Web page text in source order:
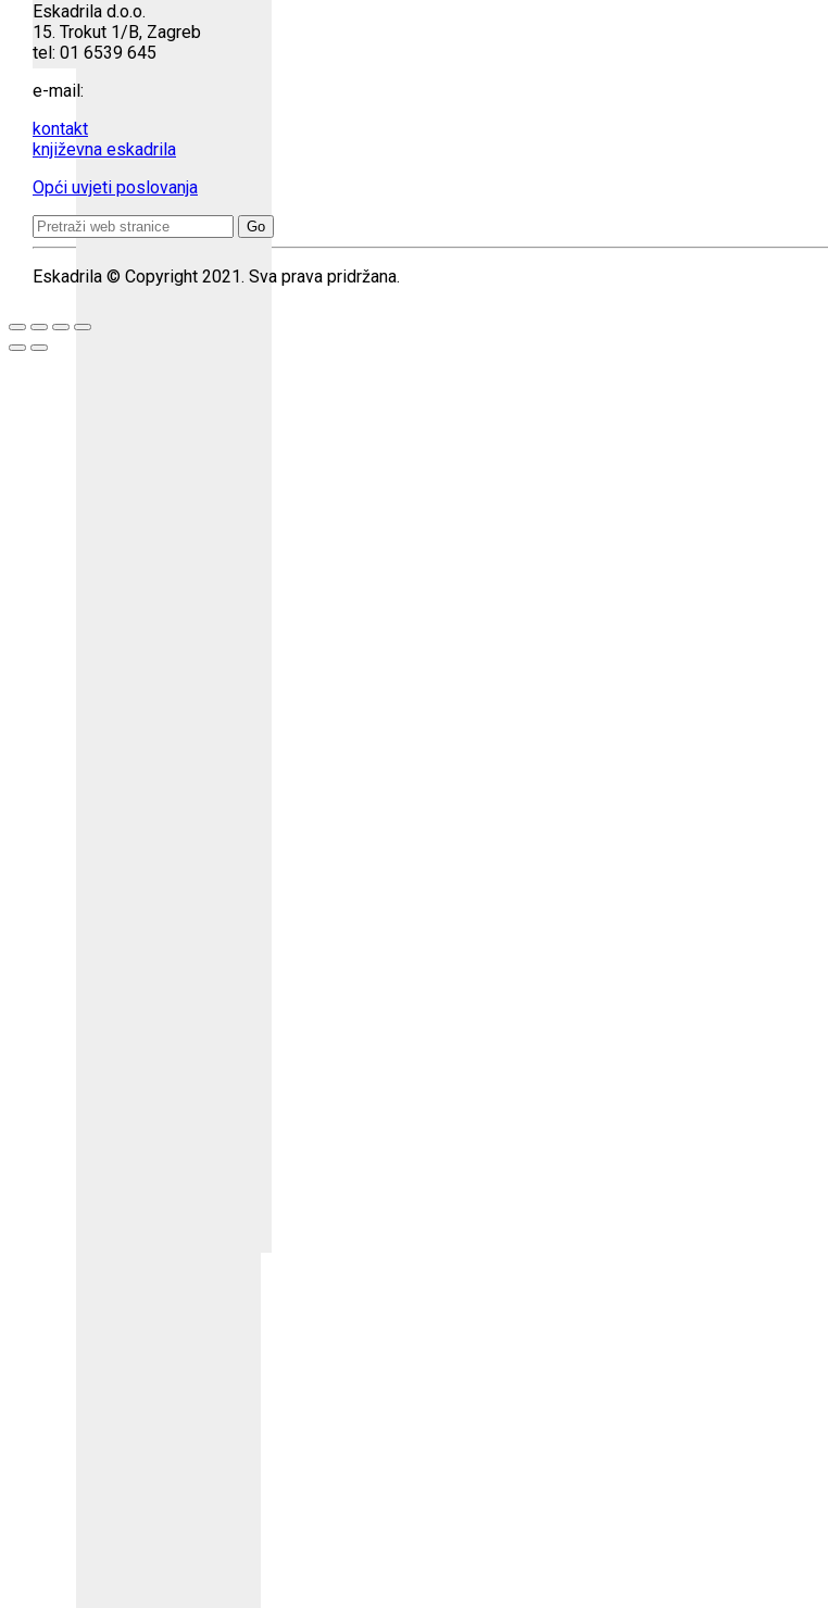
Eskadrila d.o.o.
15. Trokut 1/B, Zagreb
tel: 01 6539 645
e-mail:
kontakt
književna eskadrila
Opći uvjeti poslovanja
Search
for:
Eskadrila © Copyright 2021. Sva prava pridržana.